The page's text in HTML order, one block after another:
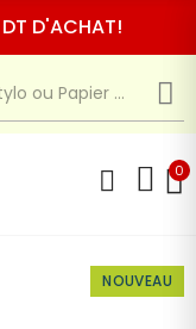
DT D'ACHAT!
0
NOUVEAU